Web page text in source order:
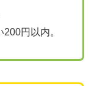
円以内。